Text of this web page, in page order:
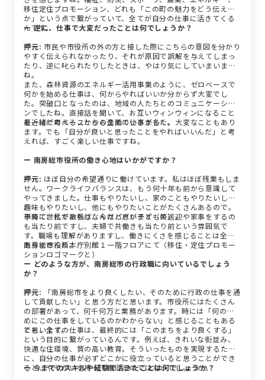
移住定住プロモーション、どれも「この町の魅力をどう伝える
か」という点で繋がっていて、全てが自分の仕事に活きてくる
んです。
ー 逆に、仕事で大変だったことは何でしょうか？
押元: 市民や市役所の外の方と接した際にこちらの意図を分かり
やすく伝えられなかったり、それが原因で誤解を与えてしまっ
たり、逆に叱られたりしたときは、やはり気にしていまいます
ね。
また、森林資源のエネルギー活用事業のように、ゼロベースで
何かを始める仕事は、何からやればいいか分からず大変でし
た。突破口となったのは、地域の人たちとのコミュニケーショ
ンでしたね。直接話を聞いて、お互いウィンウィンになること
を一緒に考えることから進めていきました。
最近はゼロベースからの企画の仕事が多く、大変なこともあり
ます。でも「自分が良いと思ったことをやればいいんだ」と考
えれば、すごく楽しい仕事ですね。
ー 南房総市役所の働き心地はいかがですか？
押元: ほぼ自分の希望通りに働けています。私はほぼ残業もしま
せん。ワークライフバランスは、もう何十年も前から意識して
やってきました。仕事もやりたいし、家のこともやりたいし、
趣味もやりたいし、他にもやりたいことがたくさんあるので。
単純に、私が欲張りなんだと思います（笑）。
子育て世代であれば、今はパパが子どもの送迎や家事をするの
も当たり前ですし、夫婦で共働きも当たり前という雰囲気で
す。職場も理解がありますし、働きにくさを感じることは全く
ありませんね。
南房総市役所本庁別館１一階フロアにて（移住・定住プロモー
ションロゴマークと）
ー どのような方が、南房総市の行政職に向いているでしょう
か？
押元:
「南房総市をより良くしたい、そのために行政の仕事を通
して貢献したい」と思う方だと思います。市役所にはたくさん
の部署があって、何千何万と業務があります。時には「何のた
めにこの仕事をしているのかわからない」と感じることもある
と思います。
でも、全ての仕事は、最終的には「このまちをより良くする」
という目的に繋がっているんです。例えば、きれいな街並み、
快適な住環境、質の高い教育。そういったものを実現するため
に、自分の仕事が必ずどこかに役立っていると思うことができ
ると、やりがいを持って働けるのではないでしょうか。
ー 今までのスキルや経験で活きたことは何でしょうか？